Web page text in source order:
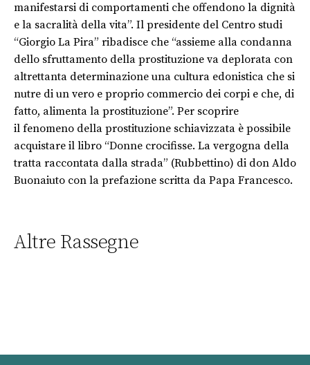
manifestarsi di comportamenti che offendono la dignità
e la sacralità della vita”. Il presidente del Centro studi
“Giorgio La Pira” ribadisce che “assieme alla condanna
dello sfruttamento della prostituzione va deplorata con
altrettanta determinazione una cultura edonistica che si
nutre di un vero e proprio commercio dei corpi e che, di
fatto, alimenta la prostituzione”. Per scoprire
il fenomeno della prostituzione schiavizzata è possibile
acquistare il libro “Donne crocifisse. La vergogna della
tratta raccontata dalla strada” (Rubbettino) di don Aldo
Buonaiuto con la prefazione scritta da Papa Francesco.
Altre Rassegne